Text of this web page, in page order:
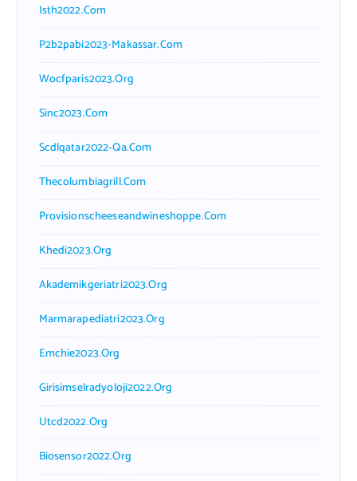
Isth2022.com
P2b2pabi2023-Makassar.com
Wocfparis2023.org
Sinc2023.com
Scdlqatar2022-Qa.com
Thecolumbiagrill.com
Provisionscheeseandwineshoppe.com
Khedi2023.org
Akademikgeriatri2023.org
Marmarapediatri2023.org
Emchie2023.org
Girisimselradyoloji2022.org
Utcd2022.org
Biosensor2022.org